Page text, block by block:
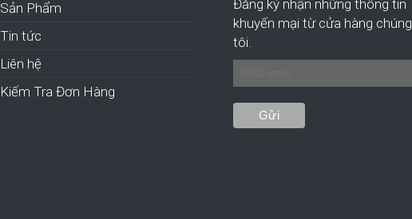
Sản Phẩm
Tin tức
Liên hệ
Kiếm Tra Đơn Hàng
Đăng ký nhận những thông tin
khuyến mại từ cửa hàng chúng
tôi.